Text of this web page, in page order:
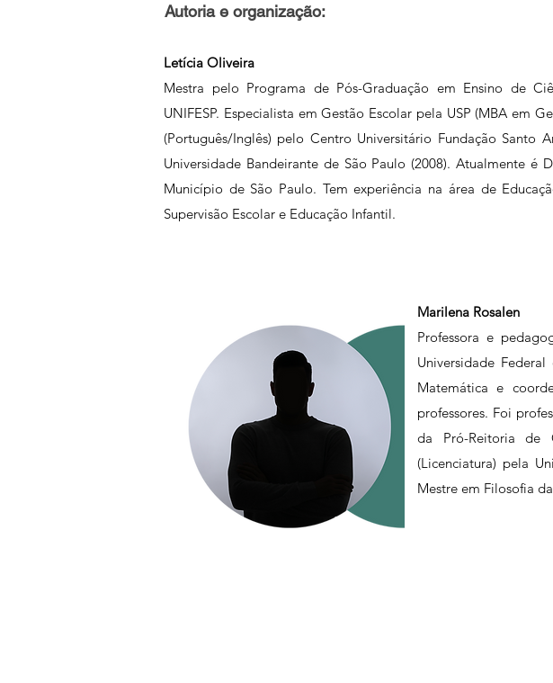
Autoria e organização:
Letícia Oliveira
Mestra pelo Programa de Pós-Graduação em Ensino de
UNIFESP. Especialista em Gestão Escolar pela USP (MBA em
(Português/Inglês) pelo Centro Universitário Fundação Santo
Universidade Bandeirante de São Paulo (2008). Atualmente é
Município de São Paulo. Tem experiência na área de
Supervisão Escolar e Educação Infantil.
Marilena Rosalen
Professora e
Universidade
Matemática e
professores. Foi
da Pró-Reitoria de
(Licenciatura) pela
Mestre em Filosofia